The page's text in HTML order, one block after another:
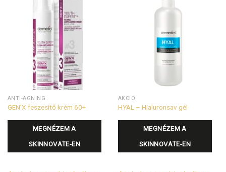
ANTI-AGNING
GEN’X feszesítő krém 60+
MEGNÉZEM A
SKINNOVATE-EN
AKCIÓ
HYAL – Hialuronsav gél
MEGNÉZEM A
SKINNOVATE-EN